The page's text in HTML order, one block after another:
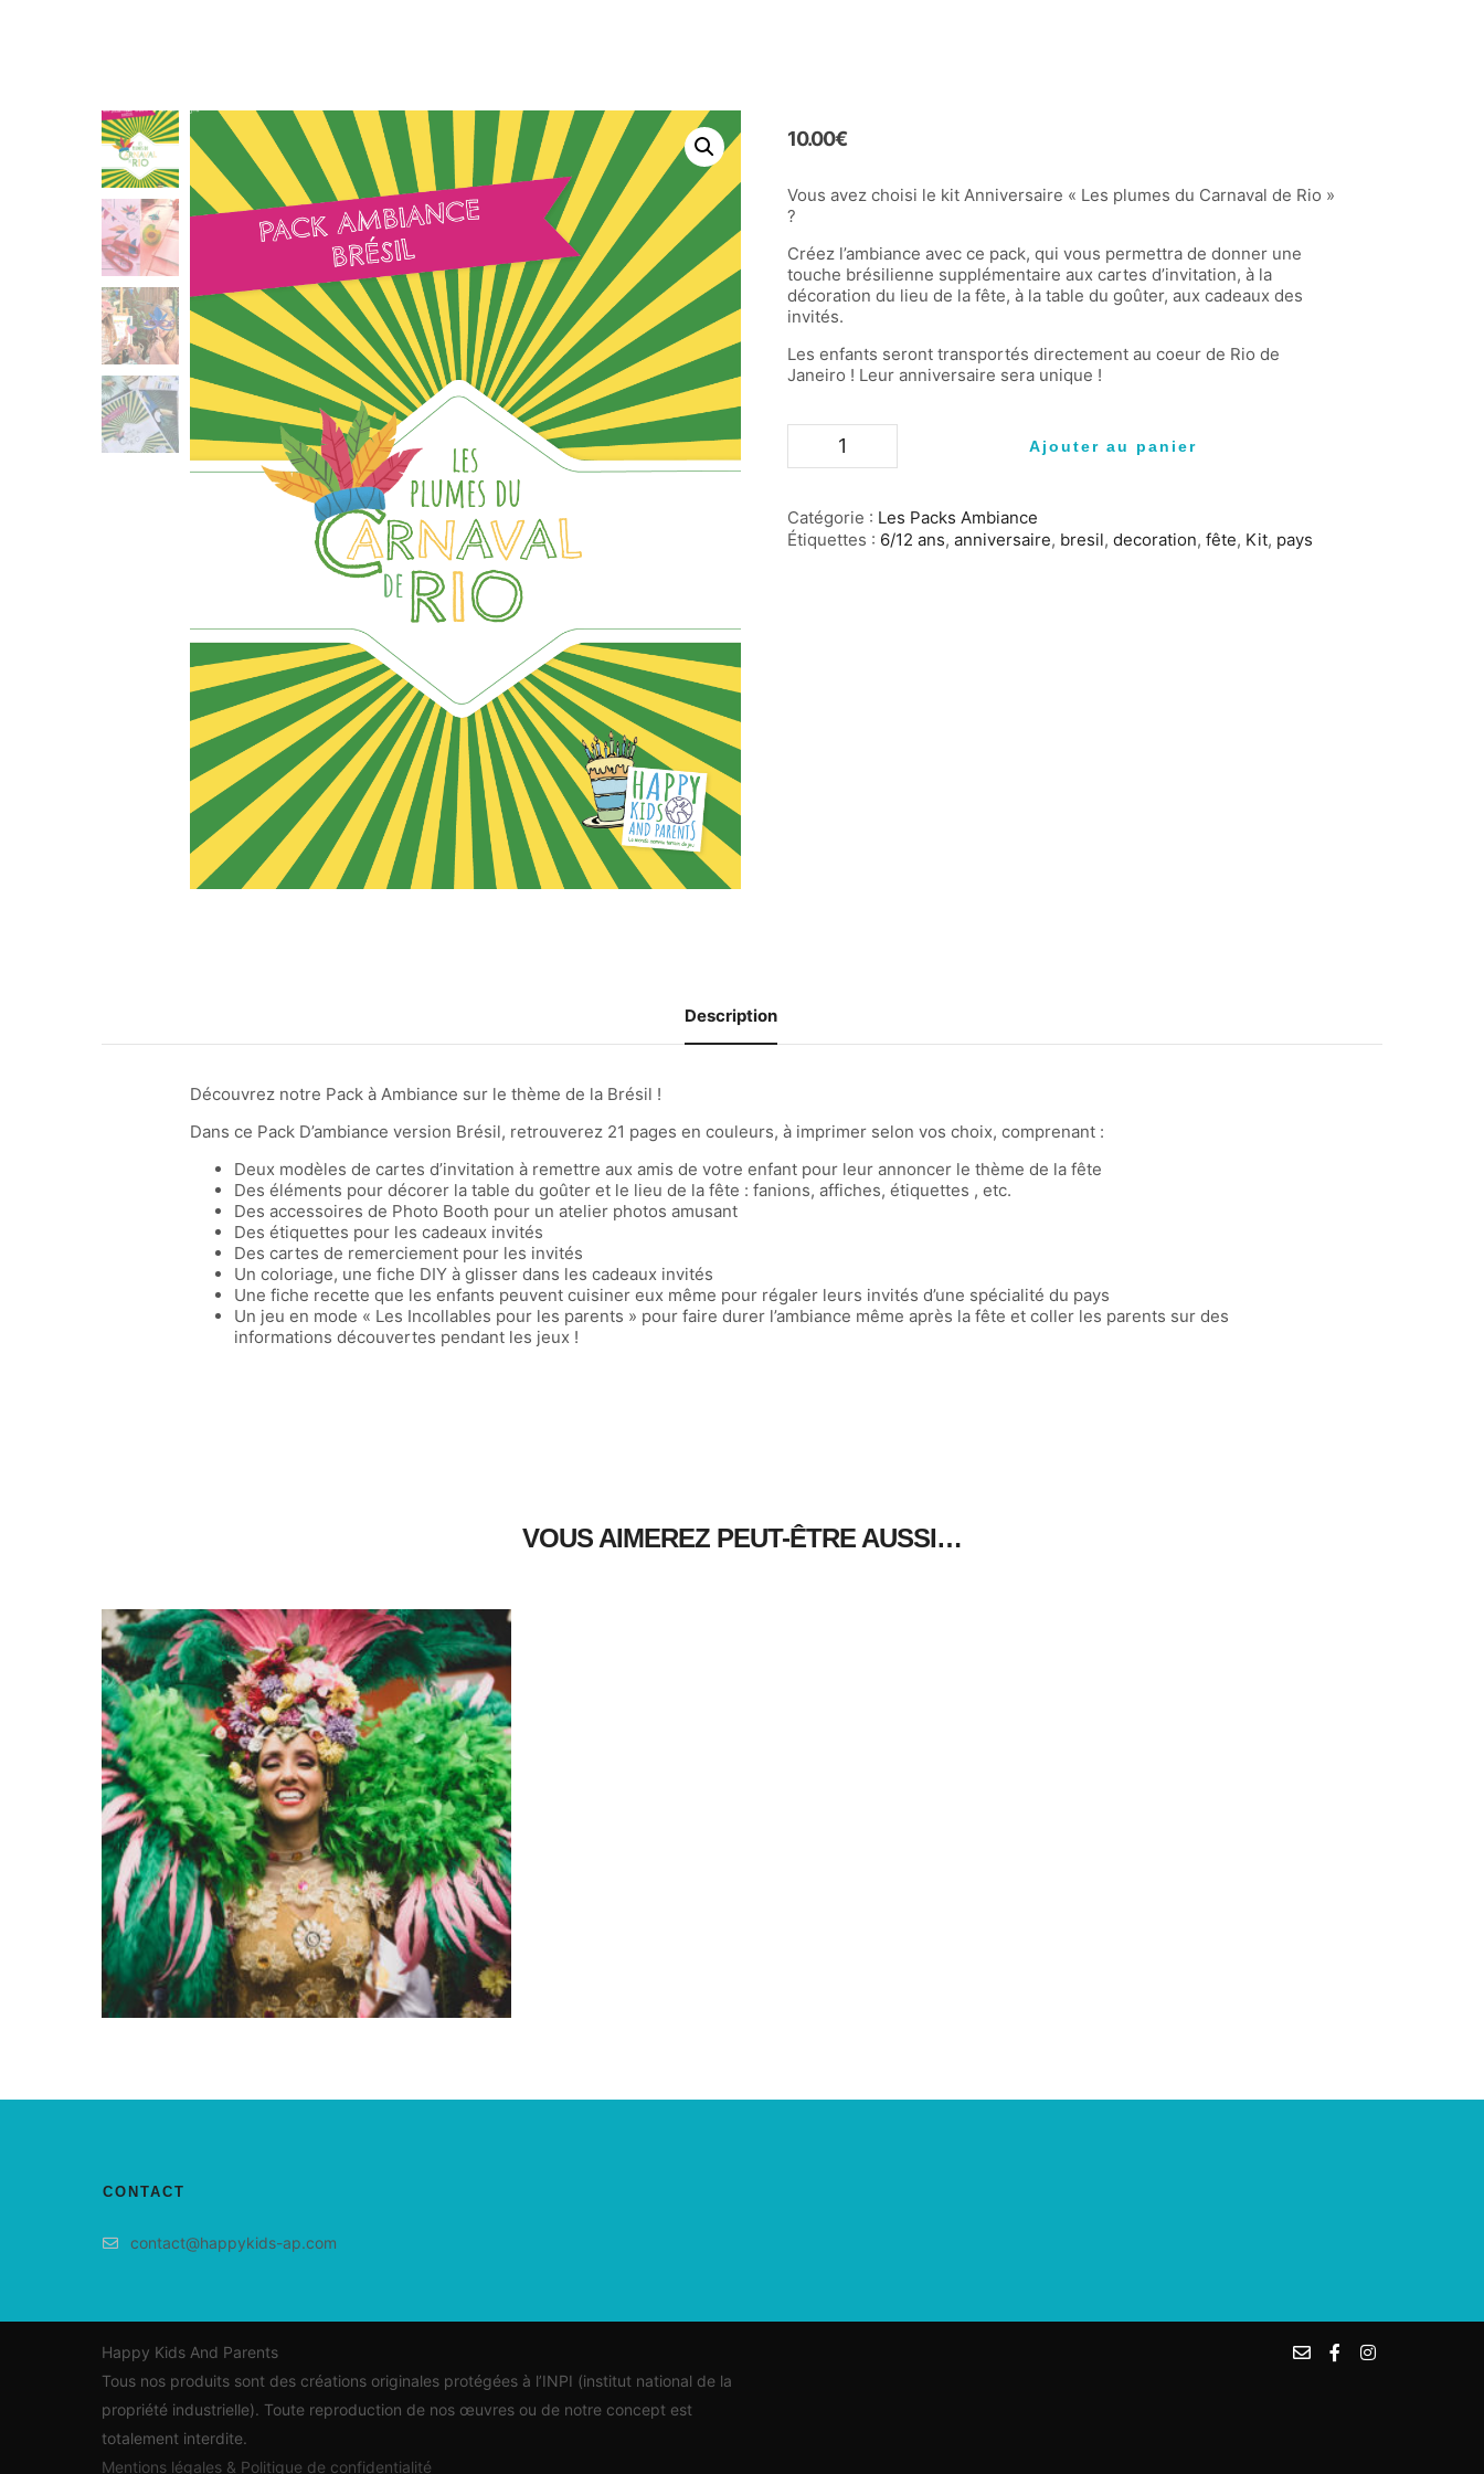
10.00€
Vous avez choisi le kit Anniversaire « Les plumes du Carnaval de Rio »
?
Créez l’ambiance avec ce pack, qui vous permettra de donner une
touche brésilienne supplémentaire aux cartes d’invitation, à la
décoration du lieu de la fête, à la table du goûter, aux cadeaux des
invités.
Les enfants seront transportés directement au coeur de Rio de
Janeiro ! Leur anniversaire sera unique !
Ajouter au panier
Catégorie : Les Packs Ambiance
Étiquettes : 6/12 ans,anniversaire, bresil,decoration,fête, Kit, pays
Description
Découvrez notre Pack à Ambiance sur le thème de la Brésil !
Dans ce Pack D’ambiance version Brésil, retrouverez 21 pages en couleurs, à imprimer selon vos choix, comprenant :
Deux modèles de cartes d’invitation à remettre aux amis de votre enfant pour leur annoncer le thème de la fête
Des éléments pour décorer la table du goûter et le lieu de la fête : fanions, affiches, étiquettes , etc.
Des accessoires de Photo Booth pour un atelier photos amusant
Des étiquettes pour les cadeaux invités
Des cartes de remerciement pour les invités
Un coloriage, une fiche DIY à glisser dans les cadeaux invités
Une fiche recette que les enfants peuvent cuisiner eux même pour régaler leurs invités d’une spécialité du pays
Un jeu en mode « Les Incollables pour les parents » pour faire durer l’ambiance même après la fête et coller les parents sur des
informations découvertes pendant les jeux !
VOUS AIMEREZ PEUT-ÊTRE AUSSI…
20.00€
CONTACT
contact@happykids-ap.com
Happy Kids And Parents
Tous nos produits sont des créations originales protégées à l’INPI (institut national de la
propriété industrielle). Toute reproduction de nos œuvres ou de notre concept est
totalement interdite.
Mentions légales & Politique de confidentialité